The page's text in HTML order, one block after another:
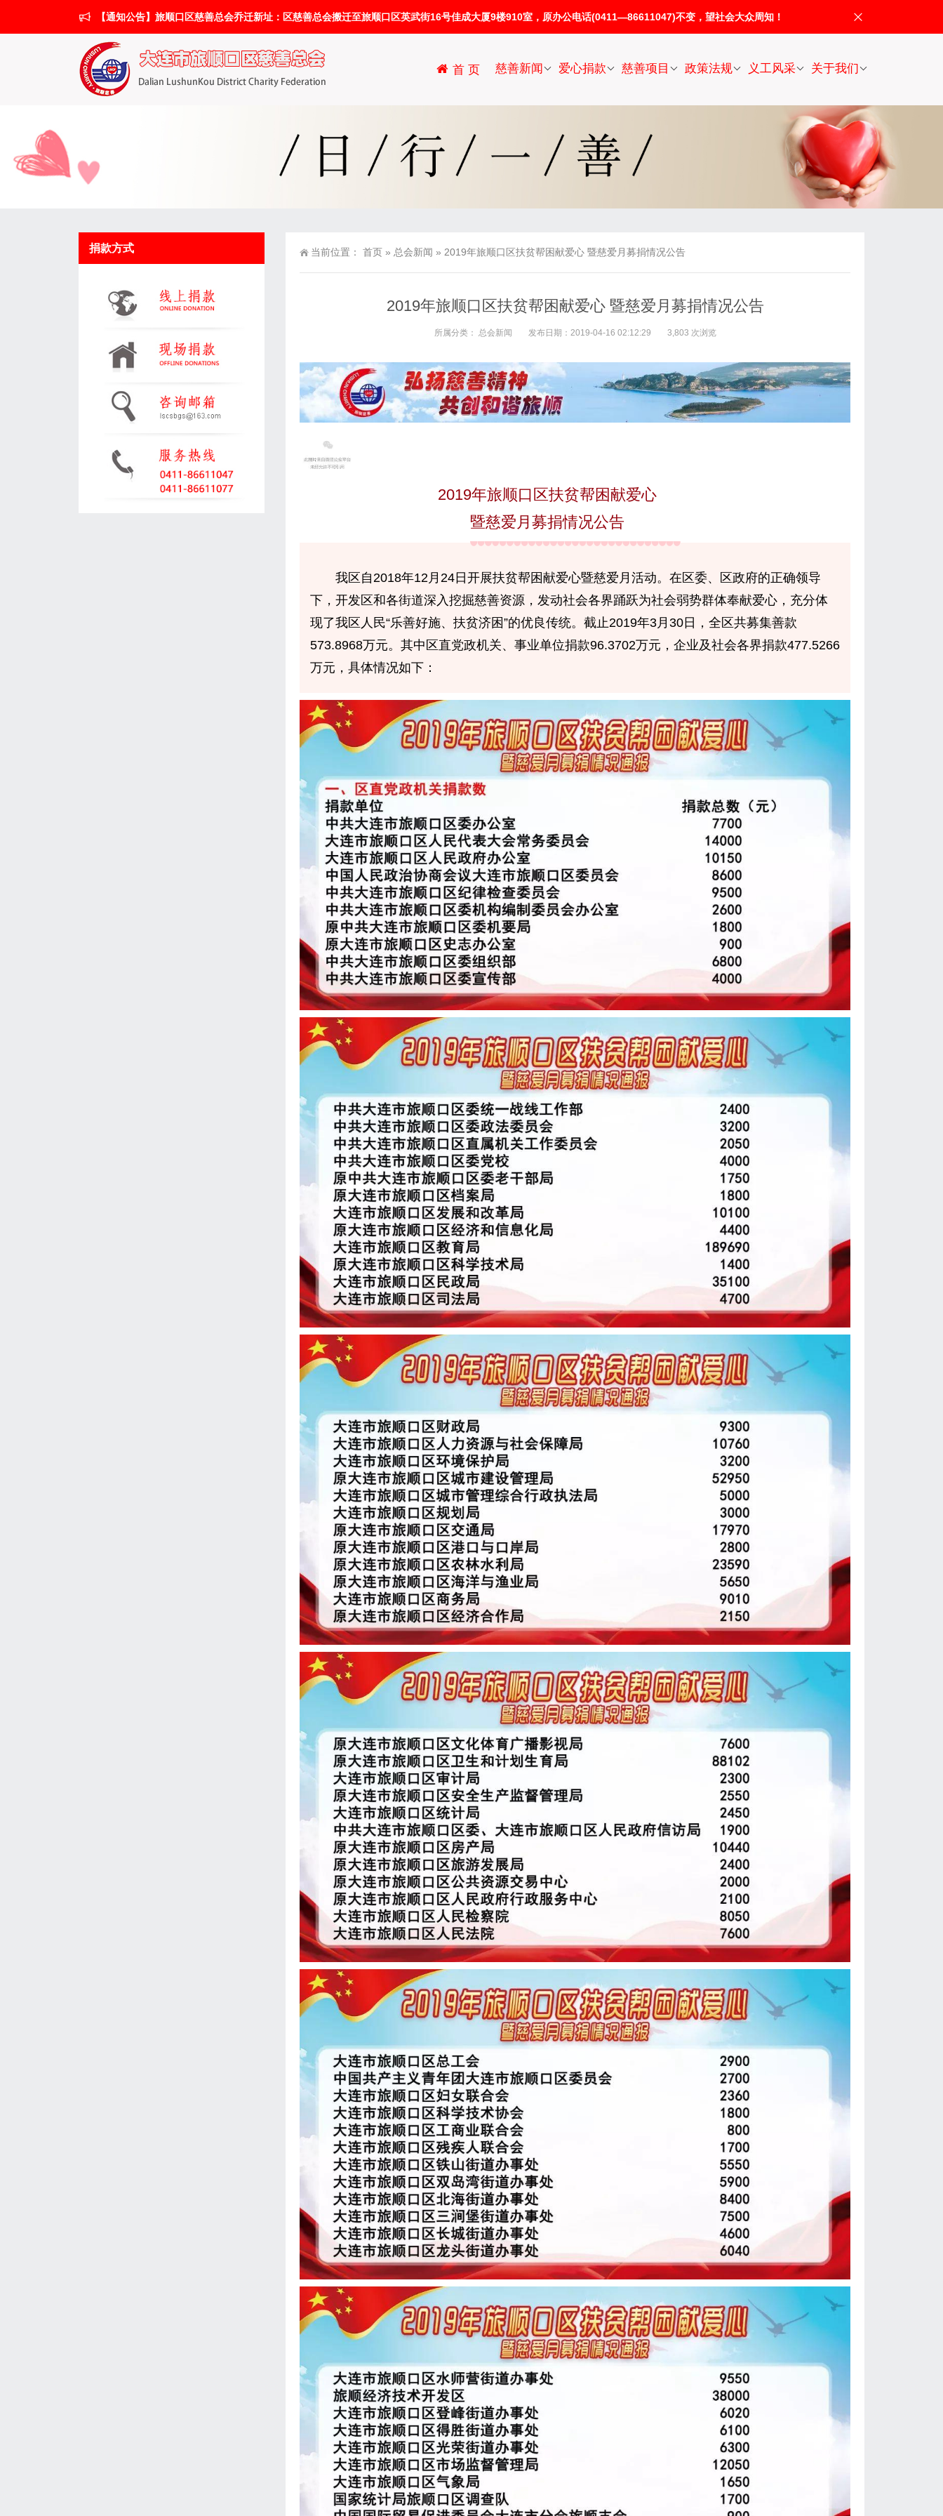
【通知公告】旅顺口区慈善总会乔迁新址：区慈善总会搬迁至旅顺口区英武街16号佳成大厦9楼910室，原办公电话(0411—86611047)不变，望社会大众周知！
首 页 慈善新闻 爱心捐款 慈善项目 政策法规 义工风采 关于我们
当前位置： 首页 » 总会新闻 » 2019年旅顺口区扶贫帮困献爱心 暨慈爱月募捐情况公告
2019年旅顺口区扶贫帮困献爱心 暨慈爱月募捐情况公告
所属分类： 总会新闻 发布日期：2019-04-16 02:12:29 3,803 次浏览
2019年旅顺口区扶贫帮困献爱心
暨慈爱月募捐情况公告
我区自2018年12月24日开展扶贫帮困献爱心暨慈爱月活动。在区委、区政府的正确领导
下，开发区和各街道深入挖掘慈善资源，发动社会各界踊跃为社会弱势群体奉献爱心，充分体
现了我区人民“乐善好施、扶贫济困”的优良传统。截止2019年3月30日，全区共募集善款
573.8968万元。其中区直党政机关、事业单位捐款96.3702万元，企业及社会各界捐款477.5266
万元，具体情况如下：
捐款方式